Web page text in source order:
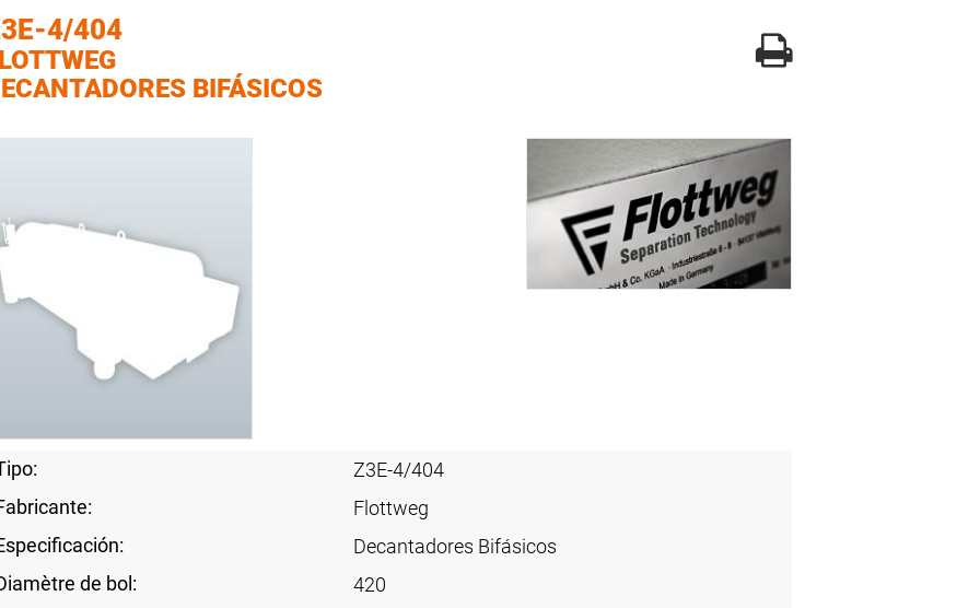
4/404
BIFÁSICOS
Z3E-4/404
Flottweg
Decantadores Bifásicos
de bol:
420